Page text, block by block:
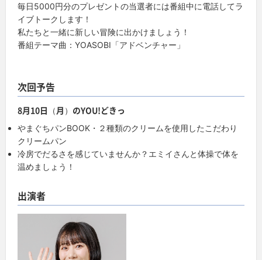
毎日5000円分のプレゼントの当選者には番組中に電話してラ
イブトークします！
私たちと一緒に新しい冒険に出かけましょう！
番組テーマ曲：YOASOBI「アドベンチャー」
次回予告
8月10日（月）のYOU!どきっ
やまぐちパンBOOK・２種類のクリームを使用したこだわり
クリームパン
冷房でだるさを感じていませんか？エミイさんと体操で体を
温めましょう！
出演者